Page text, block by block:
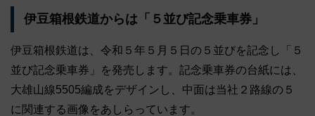
伊豆箱根鉄道からは「５並び記念乗車券」
伊豆箱根鉄道は、令和５年５月５日の５並びを記念し「５
並び記念乗車券」を発売します。記念乗車券の台紙には、
大雄山線5505編成をデザインし、中面は当社２路線の５
に関連する画像をあしらっています。